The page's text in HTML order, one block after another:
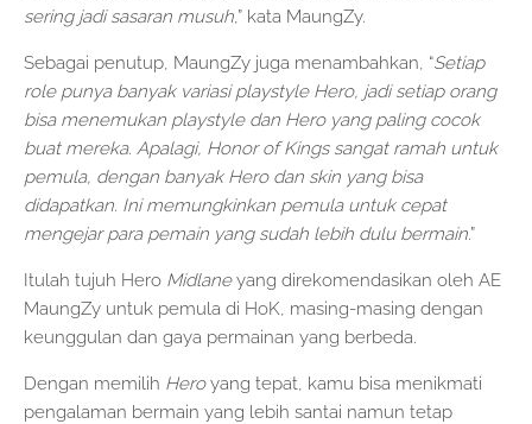
sering jadi sasaran musuh ,” kata MaungZy.
Sebagai penutup, MaungZy juga menambahkan, “Setiap
role punya banyak variasi playstyle Hero, jadi setiap orang
bisa menemukan playstyle dan Hero yang paling cocok
buat mereka. Apalagi, Honor of Kings sangat ramah untuk
pemula, dengan banyak Hero dan skin yang bisa
didapatkan. Ini memungkinkan pemula untuk cepat
mengejar para pemain yang sudah lebih dulu bermain.”
Itulah tujuh Hero Midlaneyang direkomendasikan oleh AE
MaungZy untuk pemula di HoK, masing-masing dengan
keunggulan dan gaya permainan yang berbeda.
Dengan memilih Heroyang tepat, kamu bisa menikmati
pengalaman bermain yang lebih santai namun tetap